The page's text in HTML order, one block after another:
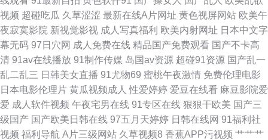
产TS 老司机激情小说 日韩无码社区 91社区网站 豆花人人色 老湿机国产在
线 日韩色图 尤物熟妇TV 俺去射啦 激情文学日韩 人人操笔 亚洲吃瓜福利 97
色狠 黑丝91免费视频 日本老司机草 亚洲色图制服 aa久久 国产精品剧情
视频 超碰吃瓜 久草涩涩 最新在线A片网址 黄色视屏网站 欧美午
夜寂寞影院 新视觉影视 成人写真福利 欧美内射网址 日本中文字
幕无码 97日穴网 成人免费在线 精品国产免费观看 国产不卡高
清 91av在线播放 91制作传媒 岛国av资源 超碰91资源 国产乱一
乱二乱三 日韩美女直播 91尤物69 蜜桃午夜激情 免费伦理电影
日本电影伦理片 黄瓜视频成人 性爱婷婷 爱豆在线看 麻豆影院爱
爱 成人软件视频 午夜宅男在线 91专区在线 狠狠干欧美 国产三
级国产 国产欧美日韩在线 97五月天婷婷 日韩在线网 91福利社
视频 福利导航 A片三级网站 久草视频8 香蕉APP污视频 艹艹艹